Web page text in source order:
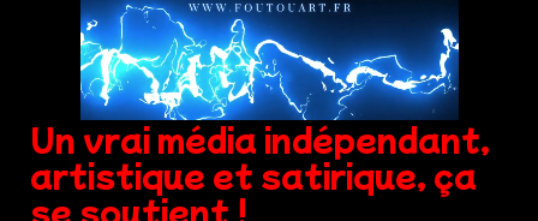
Un vrai média indépendant,
artistique et satirique, ça
se soutient !